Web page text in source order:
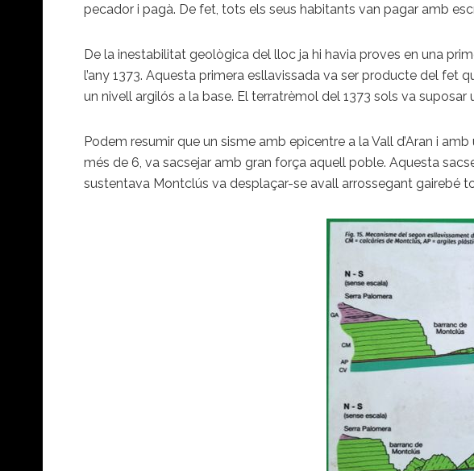
pecador i pagà. De fet, tots els seus habitants van pagar amb
De la inestabilitat geològica del lloc ja hi havia proves en una
l’any 1373. Aquesta primera esllavissada va ser producte del
un nivell argilós a la base. El terratrèmol del 1373 sols va
Podem resumir que un sisme amb epicentre a la Vall d’Aran i
més de 6, va sacsejar amb gran força aquell poble. Aquesta
sustentava Montclús va desplaçar-se avall arrossegant gairebé